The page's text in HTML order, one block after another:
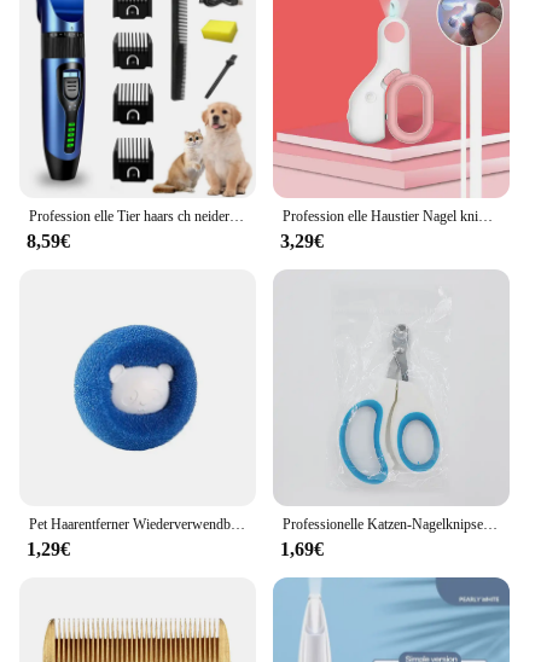
Profession elle Tier haars ch neider wiederauf ladbare Hund Katze Trimmer Batterie Display Pflege Haarschnitt Low Noice Rasiermesser Hund Haars ch neider
8,59€
Profession elle Haustier Nagel knipser führte Licht Haustier Nagel knipser Klaue Pflege Schere für Katzen kleine Hunde Schere Katze Zubehör
3,29€
Pet Haarentferner Wiederverwendbare Ball Wäsche Waschmaschine Filter Wolle Aufkleber Katze Haarentferner Pet Pelz Lint Catcher Hause
1,29€
Professionelle Katzen-Nagelknipser für kleine Katzen und Hunde, Edelstahl, Welpenkrallenschneider, Haustier-Nagelpflege-Knipser, Trimmer
1,69€